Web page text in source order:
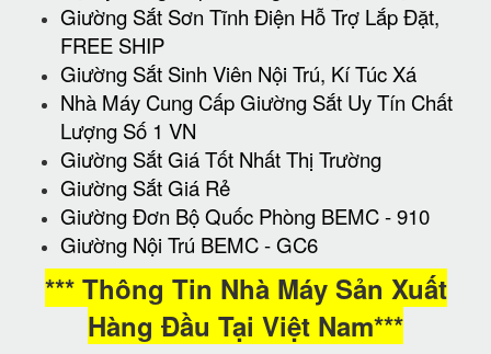
Giường Sắt Sơn Tĩnh Điện Hỗ Trợ Lắp Đặt,
FREE SHIP
Giường Sắt Sinh Viên Nội Trú, Kí Túc Xá
Nhà Máy Cung Cấp Giường Sắt Uy Tín Chất
Lượng Số 1 VN
Giường Sắt Giá Tốt Nhất Thị Trường
Giường Sắt Giá Rẻ
Giường Đơn Bộ Quốc Phòng BEMC - 910
Giường Nội Trú BEMC - GC6
*** Thông Tin Nhà Máy Sản Xuất
Hàng Đầu Tại Việt Nam***